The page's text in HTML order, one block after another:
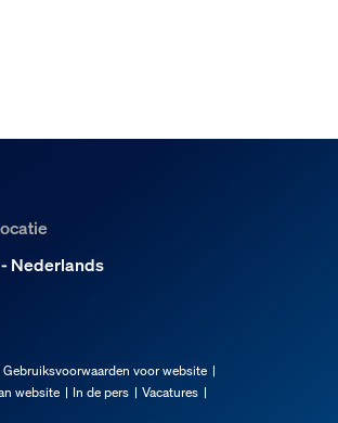
Nederlands
Gebruiksvoorwaarden voor website
website In de pers
Vacatures